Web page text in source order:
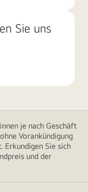
Sie uns
je nach Geschäft
Vorankündigung
Erkundigen Sie sich
und der